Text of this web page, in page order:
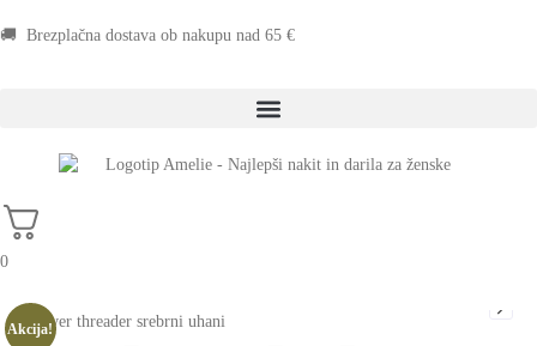
🚚 Brezplačna dostava ob nakupu nad 65 €
0
Akcija!